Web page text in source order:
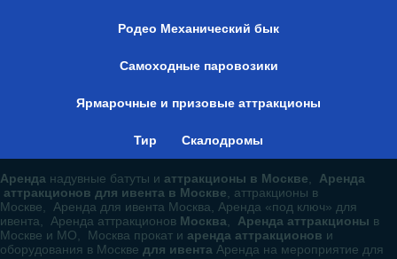
Родео Механический бык
Самоходные паровозики
Ярмарочные и призовые аттракционы
Тир Скалодромы
Аренда надувные батуты и аттракционы в Москве, Аренда
аттракционов для ивента в Москве, аттракционы в
Москве, Аренда для ивента Москва, Аренда «под ключ» для
ивента, Аренда аттракционов Москва, Аренда аттракционы в
Москве и МО, Москва прокат и аренда аттракционов и
оборудования в Москве для ивента Аренда на мероприятие для